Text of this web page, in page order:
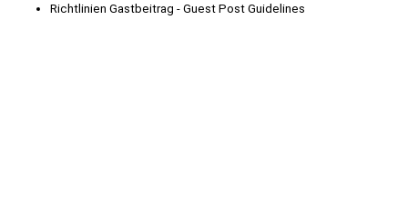
Richtlinien Gastbeitrag - Guest Post Guidelines